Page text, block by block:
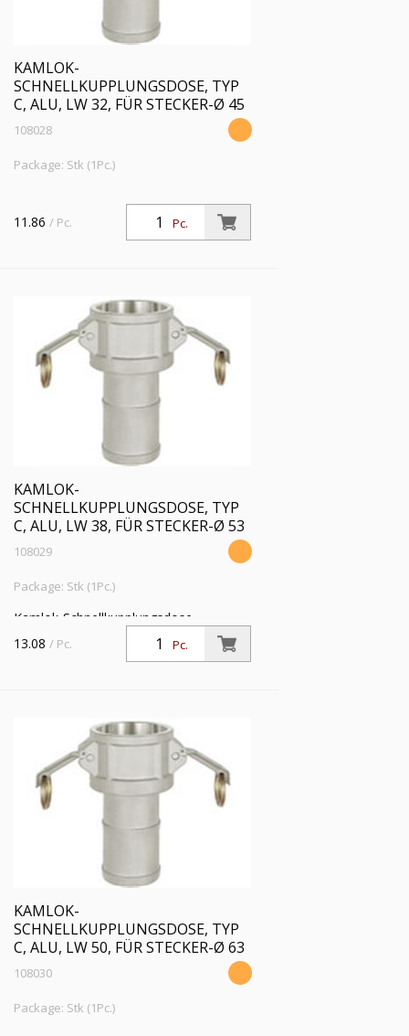
KAMLOK-
SCHNELLKUPPLUNGSDOSE, TYP
C, ALU, LW 32, FÜR STECKER-Ø 45
108028
Package: Stk (1Pc.)
Pc.
11.86 / Pc.
KAMLOK-
SCHNELLKUPPLUNGSDOSE, TYP
C, ALU, LW 38, FÜR STECKER-Ø 53
108029
Package: Stk (1Pc.)
Kamlok-Schnellkupplungsdose,
Schlauchstutzen, Typ C, Alu, Schlauch
LW 38, für Stecker-Ø 53 mm, PN max.
Pc.
13.08 / Pc.
KAMLOK-
SCHNELLKUPPLUNGSDOSE, TYP
C, ALU, LW 50, FÜR STECKER-Ø 63
108030
Package: Stk (1Pc.)